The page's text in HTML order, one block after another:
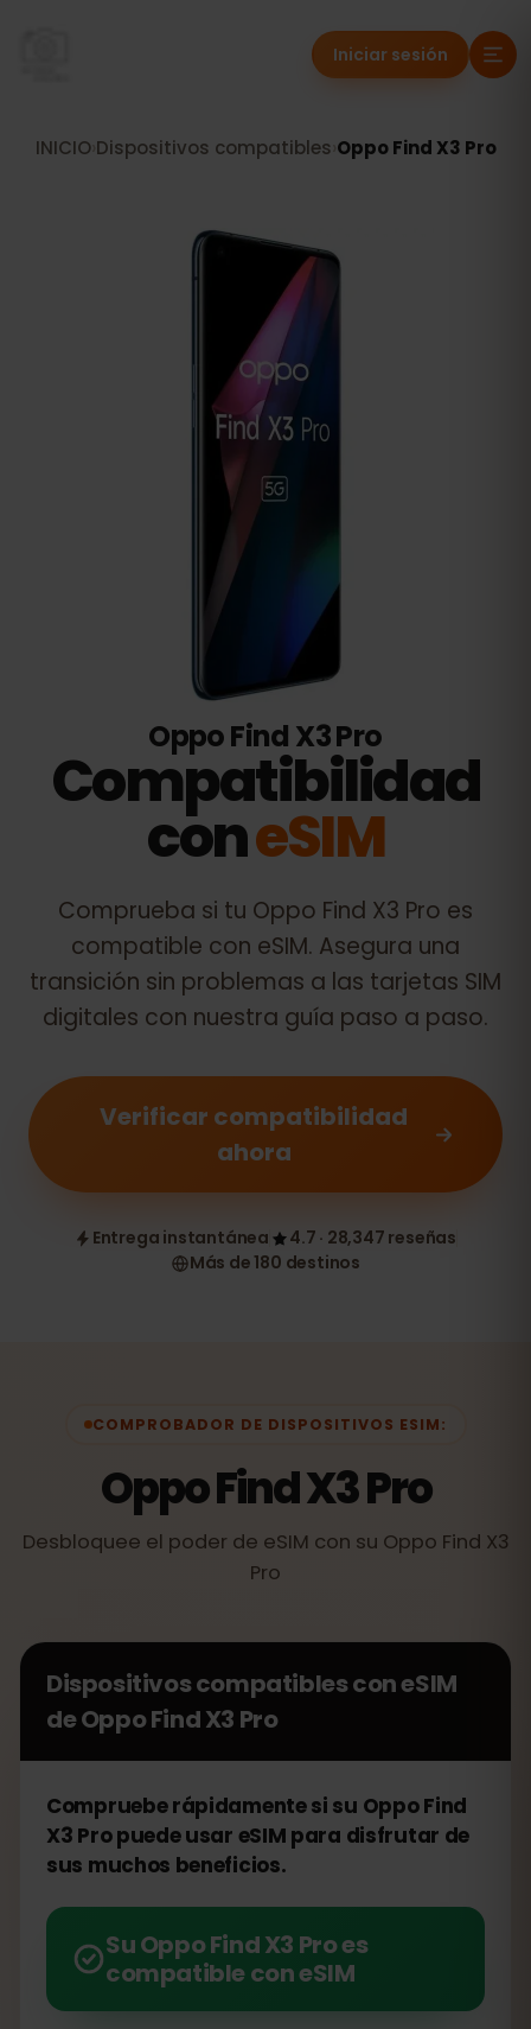
Iniciar sesión
INICIO› Dispositivos compatibles Oppo Find X3 Pro
Oppo Find X3 Pro
Compatibilidad
coneSIM
Comprueba si tu Oppo Find X3 Pro es
compatible con eSIM. Asegura una
transición sin problemas a las tarjetas SIM
digitales con nuestra guía paso a paso.
Verificar compatibilidad
ahora
Entrega instantánea
4.7 · 28,347 reseñas
Más de 180 destinos
COMPROBADOR DE DISPOSITIVOS ESIM:
Oppo Find X3 Pro
Desbloquee el poder de eSIM con su Oppo Find X3
Pro
Dispositivos compatibles con eSIM
deOppo Find X3 Pro
Compruebe rápidamente si su Oppo Find
X3 Pro puede usar eSIM para disfrutar de
sus muchos beneficios.
Su Oppo Find X3 Pro es
compatible con eSIM